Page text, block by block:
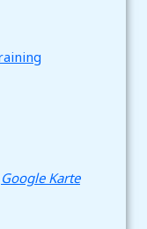
Google Karte